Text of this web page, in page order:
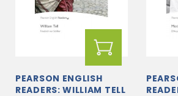
PEARSON ENGLISH
READERS: WILLIAM TELL